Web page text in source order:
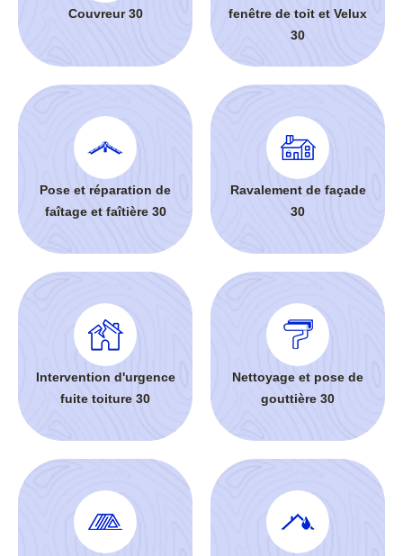
Couvreur 30
fenêtre de toit et Velux
30
Pose et réparation de
faîtage et faîtière 30
Ravalement de façade
30
Intervention d'urgence
fuite toiture 30
Nettoyage et pose de
gouttière 30